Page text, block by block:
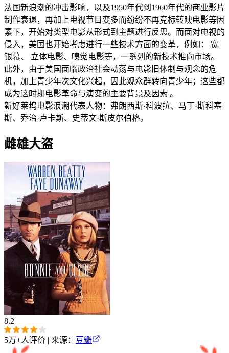
法国新浪潮的冲击影响，以及1950年代到1960年代的商业影片
制作衰退，再加上电视节目变多而纷纷不再竞标转映电影等因
素下，开始对类型电影从形式到主题进行反思。而面对电视的
侵入，美国也开始考虑进行一些技术方面的变革，例如： 宽
银幕、 立体电影、嗅觉电影等，一系列的新技术推向市场。
此外，由于美国面临政治社会动荡与电影旧体制与观念的危
机，加上青少年次文化兴起，因此观众群转向青少年；这些都
成为这时期电影革命与演变的主要背景及因素 。
新好莱坞电影浪潮代表人物：弗朗西斯·科波拉、马丁·斯科塞
斯、乔治·卢卡斯、史蒂文·斯皮尔伯格。
雌雄大盗
8.2
5万+人评价 | 来源： 豆瓣